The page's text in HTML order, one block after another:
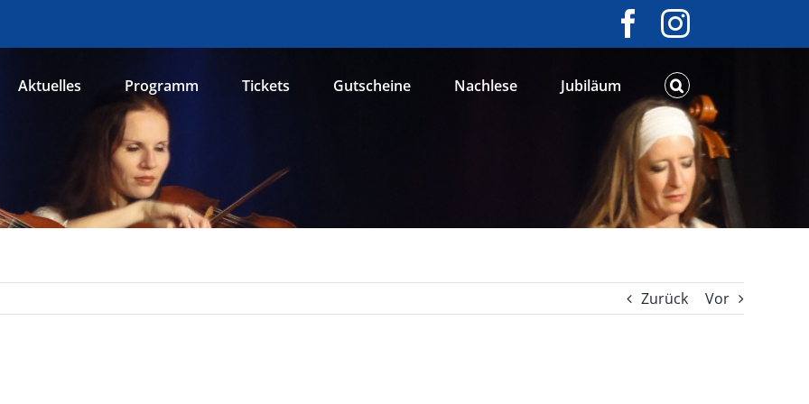
Facebook
Instagram
Aktuelles Programm Tickets Gutscheine Nachlese Jubiläum
Zurück Vor